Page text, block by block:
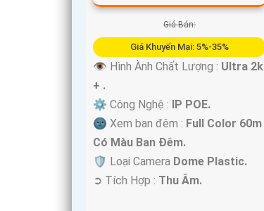
Giá Bán:
Giá Khuyến Mại: 5%-35%
👁 Hình Ành Chất Lượng : Ultra 2k
+ .
⚙ Công Nghệ : IP POE.
🌚 Xem ban đêm : Full Color 60m
Có Màu Ban Ðêm.
🛡 Loại Camera Dome Plastic.
️➲ Tích Hợp : Thu Âm.